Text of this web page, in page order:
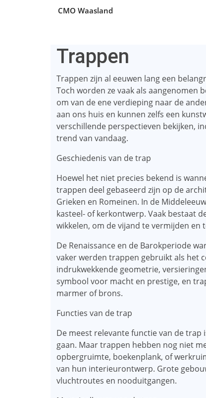
CMO Waasland
Trappen
Trappen zijn al eeuwen lang een
Toch worden ze vaak als aangenomen
om van de ene verdieping naar de
aan ons huis en kunnen zelfs een
verschillende perspectieven bekijken,
trend van vandaag.
Geschiedenis van de trap
Hoewel het niet precies bekend is
trappen deel gebaseerd zijn op de
Grieken en Romeinen. In de
kasteel- of kerkontwerp. Vaak bestaat
wikkelen, om de vijand te vermijden en
De Renaissance en de Barokperiode
vaker werden trappen gebruikt als het
indrukwekkende geometrie,
symbool voor macht en prestige, en
marmer of brons.
Functies van de trap
De meest relevante functie van de
gaan. Maar trappen hebben nog niet
opbergruimte, boekenplank, of
van hun interieurontwerp. Grote
vluchtroutes en nooduitgangen.